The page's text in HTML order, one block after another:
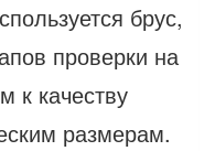
брус,
проверки на
к качеству
размерам.